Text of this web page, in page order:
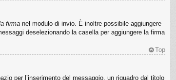
firma nel modulo di invio. È inoltre possibile aggiungere
deselezionando la casella per aggiungere la firma
Top
per l’inserimento del messaggio, un riquadro dal titolo